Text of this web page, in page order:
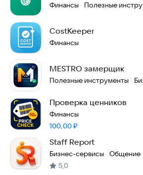
Финансы · Полезные
CostKeeper
Финансы
MESTRO замерщик
Полезные инструменты ·
Проверка ценников
Финансы
Цена:
100,00₽
Staff Report
Бизнес-сервисы · Общение
5,0